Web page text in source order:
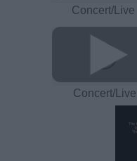
Concert/Live
Concert/Live